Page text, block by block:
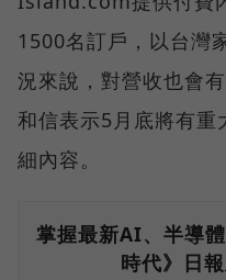
1500名訂戶，以台灣
況來說，對營收也會
和信表示5月底將有重
細內容。
掌握最新AI、半導
時代》日